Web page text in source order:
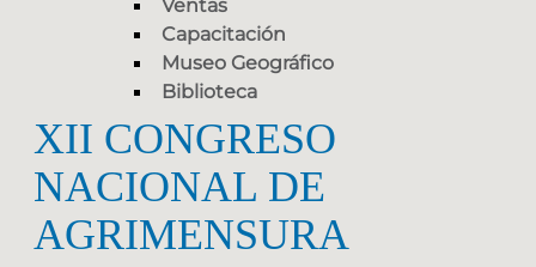
Ventas
Capacitación
Museo Geográfico
Biblioteca
XII CONGRESO
NACIONAL DE
AGRIMENSURA